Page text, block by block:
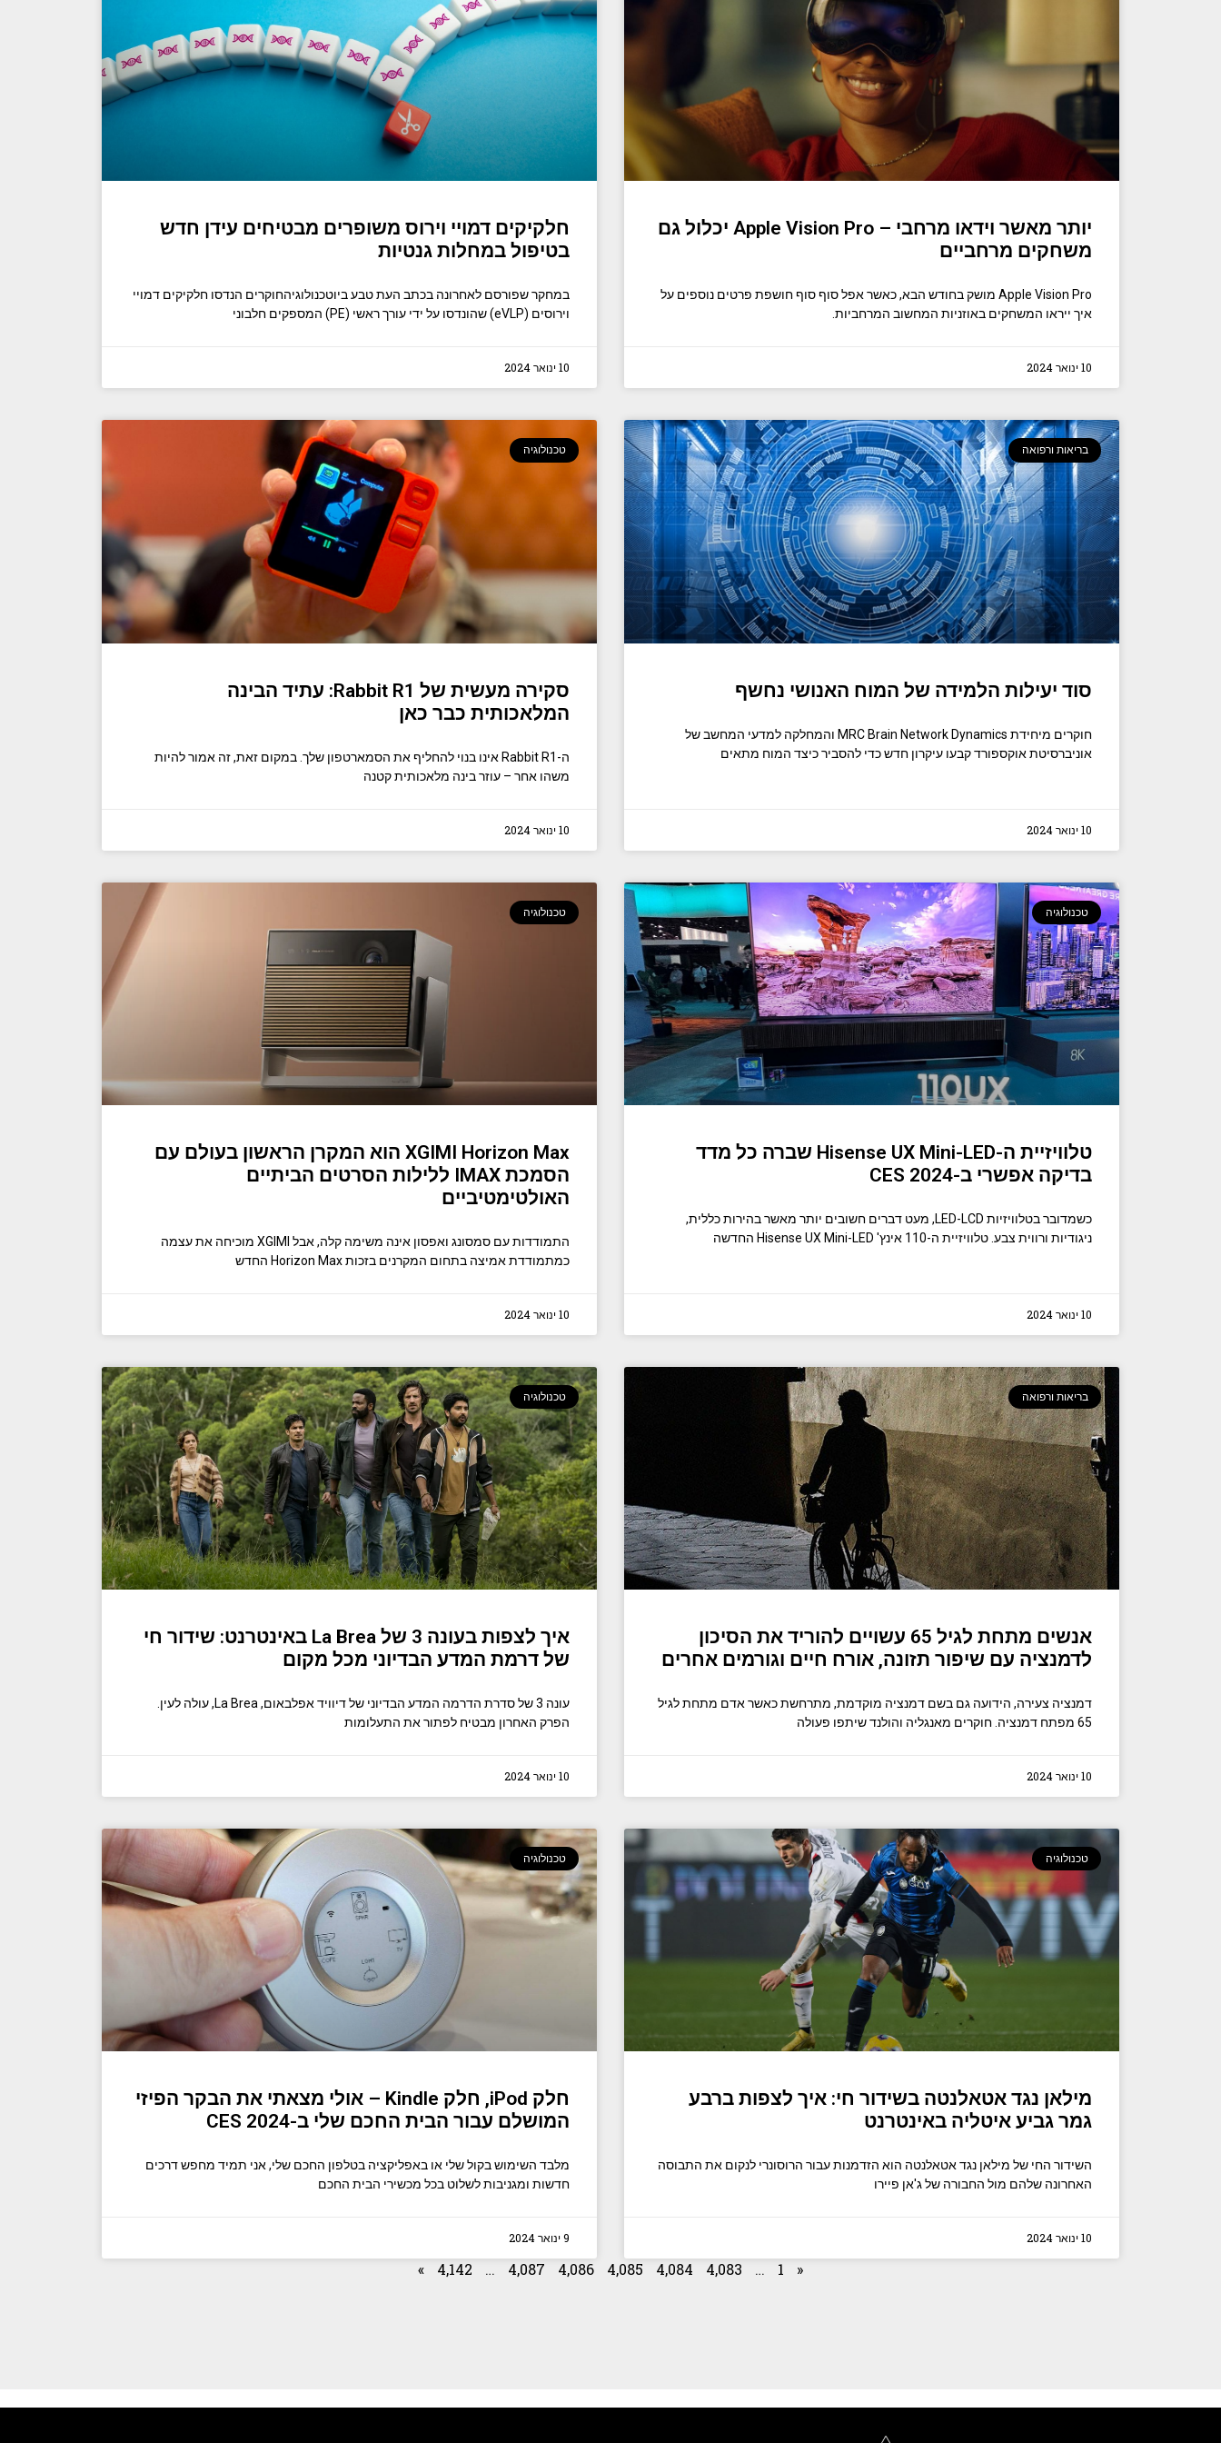
יותר מאשר וידאו מרחבי – Apple Vision Pro יכלול גם
משחקים מרחביים
Apple Vision Pro מושק בחודש הבא, כאשר אפל סוף סוף חושפת פרטים נוספים על
איך ייראו המשחקים באוזניות המחשוב המרחביות.
10 ינואר 2024
חלקיקים דמויי וירוס משופרים מבטיחים עידן חדש
בטיפול במחלות גנטיות
במחקר שפורסם לאחרונה בכתב העת טבע ביוטכנולוגיהחוקרים הנדסו חלקיקים דמויי
וירוסים (eVLP) שהונדסו על ידי עורך ראשי (PE) המספקים חלבוני
10 ינואר 2024
בריאות ורפואה
סוד יעילות הלמידה של המוח האנושי נחשף
חוקרים מיחידת MRC Brain Network Dynamics והמחלקה למדעי המחשב של
אוניברסיטת אוקספורד קבעו עיקרון חדש כדי להסביר כיצד המוח מתאים
10 ינואר 2024
טכנולוגיה
סקירה מעשית של Rabbit R1: עתיד הבינה
המלאכותית כבר כאן
ה-Rabbit R1 אינו בנוי להחליף את הסמארטפון שלך. במקום זאת, זה אמור להיות
משהו אחר – עוזר בינה מלאכותית קטנה
10 ינואר 2024
טכנולוגיה
טלוויזיית ה-Hisense UX Mini-LED שברה כל מדד
בדיקה אפשרי ב-CES 2024
כשמדובר בטלוויזיות LED-LCD, מעט דברים חשובים יותר מאשר בהירות כללית,
ניגודיות ורווית צבע. טלוויזיית ה-110 אינץ' Hisense UX Mini-LED החדשה
10 ינואר 2024
טכנולוגיה
XGIMI Horizon Max הוא המקרן הראשון בעולם עם
הסמכת IMAX ללילות הסרטים הביתיים
האולטימטיביים
התמודדות עם סמסונג ואפסון אינה משימה קלה, אבל XGIMI מוכיחה את עצמה
כמתמודדת אמיצה בתחום המקרנים בזכות Horizon Max החדש
10 ינואר 2024
בריאות ורפואה
אנשים מתחת לגיל 65 עשויים להוריד את הסיכון
לדמנציה עם שיפור תזונה, אורח חיים וגורמים אחרים
דמנציה צעירה, הידועה גם בשם דמנציה מוקדמת, מתרחשת כאשר אדם מתחת לגיל
65 מפתח דמנציה. חוקרים מאנגליה והולנד שיתפו פעולה
10 ינואר 2024
טכנולוגיה
איך לצפות בעונה 3 של La Brea באינטרנט: שידור חי
של דרמת המדע הבדיוני מכל מקום
עונה 3 של סדרת הדרמה המדע הבדיוני של דיוויד אפלבאום, La Brea, עולה לעין.
הפרק האחרון מבטיח לפתור את התעלומות
10 ינואר 2024
טכנולוגיה
מילאן נגד אטאלנטה בשידור חי: איך לצפות ברבע
גמר גביע איטליה באינטרנט
השידור החי של מילאן נגד אטאלנטה הוא הזדמנות עבור הרוסונרי לנקום את התבוסה
האחרונה שלהם מול החבורה של ג'אן פיירו
10 ינואר 2024
טכנולוגיה
חלק iPod, חלק Kindle – אולי מצאתי את הבקר הפיזי
המושלם עבור הבית החכם שלי ב-CES 2024
מלבד השימוש בקול שלי או באפליקציה בטלפון החכם שלי, אני תמיד מחפש דרכים
חדשות ומגניבות לשלוט בכל מכשירי הבית החכם
9 ינואר 2024
«
1
…
4,083
4,084
4,085
4,086
4,087
…
4,142
»